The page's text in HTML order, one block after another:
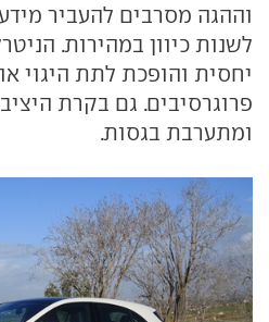
וההגה מסרבים להעביר
לשנות כיוון במהירות.
יחסית והופכת לתת היגוי
פרוגרסיבים. גם בקרת
ומתערבת בגסות.